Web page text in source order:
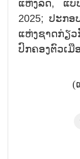
ແຫ່ງລັດ, ແບ
2025; ປະກອ
ແຫ່ງຊາດກ່ຽວ
ປົກຄອງຕົວເມື
(